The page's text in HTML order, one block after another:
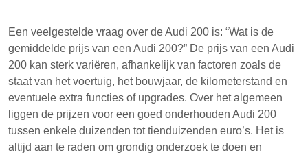
Een veelgestelde vraag over de Audi 200 is: “Wat is de
gemiddelde prijs van een Audi 200?” De prijs van een Audi
200 kan sterk variëren, afhankelijk van factoren zoals de
staat van het voertuig, het bouwjaar, de kilometerstand en
eventuele extra functies of upgrades. Over het algemeen
liggen de prijzen voor een goed onderhouden Audi 200
tussen enkele duizenden tot tienduizenden euro’s. Het is
altijd aan te raden om grondig onderzoek te doen en